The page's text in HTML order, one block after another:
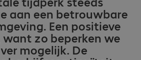
aan een betrouwbare
Een positieve
zo beperken we
mogelijk. De